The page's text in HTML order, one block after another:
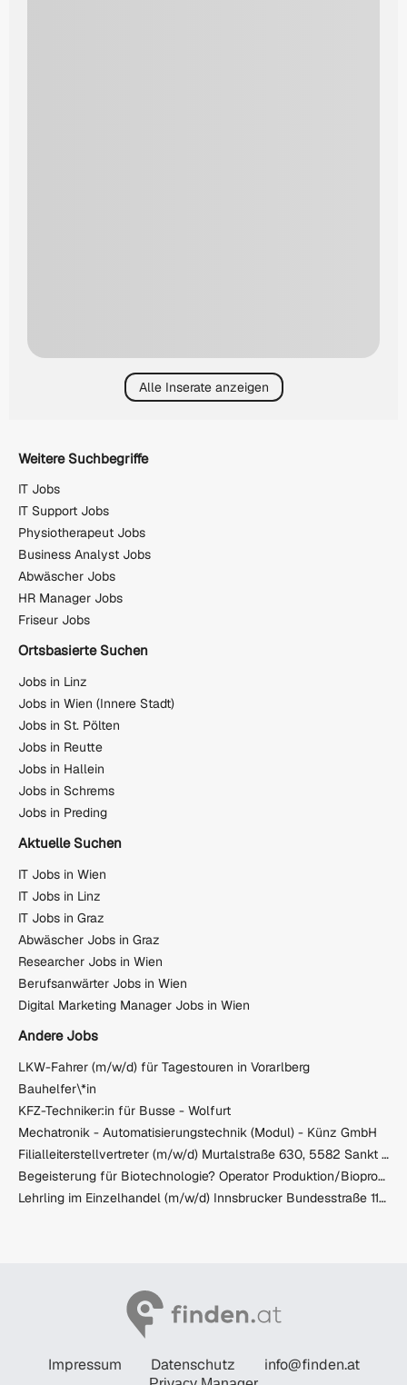
Alle Inserate anzeigen
Weitere Suchbegriffe
IT Jobs
IT Support Jobs
Physiotherapeut Jobs
Business Analyst Jobs
Abwäscher Jobs
HR Manager Jobs
Friseur Jobs
Ortsbasierte Suchen
Jobs in Linz
Jobs in Wien (Innere Stadt)
Jobs in St. Pölten
Jobs in Reutte
Jobs in Hallein
Jobs in Schrems
Jobs in Preding
Aktuelle Suchen
IT Jobs in Wien
IT Jobs in Linz
IT Jobs in Graz
Abwäscher Jobs in Graz
Researcher Jobs in Wien
Berufsanwärter Jobs in Wien
Digital Marketing Manager Jobs in Wien
Andere Jobs
LKW-Fahrer (m/w/d) für Tagestouren in Vorarlberg
Bauhelfer\*in
KFZ-Techniker:in für Busse - Wolfurt
Mechatronik - Automatisierungstechnik (Modul) - Künz GmbH
Filialleiterstellvertreter (m/w/d) Murtalstraße 630, 5582 Sankt Michael im Lungau
Begeisterung für Biotechnologie? Operator Produktion/Bioproduktion gesucht (m/w/d)
Lehrling im Einzelhandel (m/w/d) Innsbrucker Bundesstraße 112, 5020 Salzburg
Impressum Datenschutz info@finden.at